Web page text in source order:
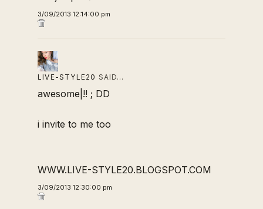
3/09/2013 12:14:00 pm
LIVE-STYLE20 SAID…
awesome|!! ; DD
i invite to me too
WWW.LIVE-STYLE20.BLOGSPOT.COM
3/09/2013 12:30:00 pm